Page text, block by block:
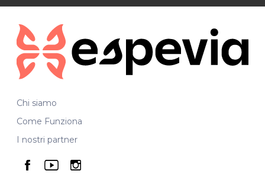
Chi siamo
Come Funziona
I nostri partner
seguici su facebook
seguici su youtube
seguici su instagram